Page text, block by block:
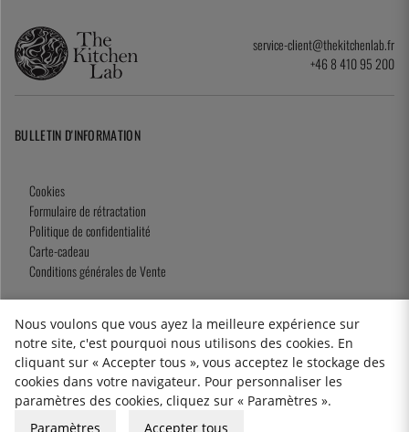
service-client@thekitchenlab.fr
+46 8 410 95 200
BULLETIN D'INFORMATION
Cookies
Formulaire de rétractation
Politique de confidentialité
Carte-cadeau
Conditions générales de Vente
2026 KitchenLab AB
Nous voulons que vous ayez la meilleure expérience sur
notre site, c'est pourquoi nous utilisons des cookies. En
cliquant sur « Accepter tous », vous acceptez le stockage des
cookies dans votre navigateur. Pour personnaliser les
paramètres des cookies, cliquez sur « Paramètres ».
Paramètres
Accepter tous